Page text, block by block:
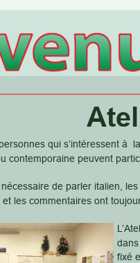
qui s’intéressent à
contemporaine peuvent
nécessaire de parler italien,
les commentaires ont
fixé